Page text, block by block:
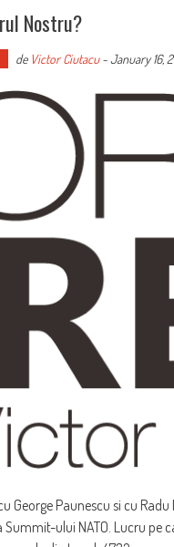
Nostru?
de Victor Ciutacu-January 16,
George Paunescu si cu
ului NATO. Lucru